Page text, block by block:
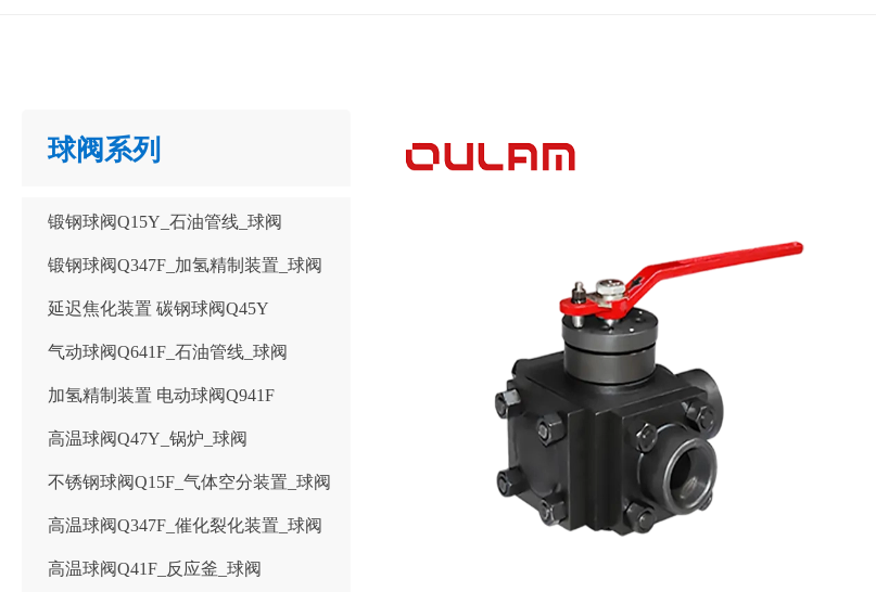
球阀系列
锻钢球阀Q15Y_石油管线_球阀
锻钢球阀Q347F_加氢精制装置_球阀
延迟焦化装置 碳钢球阀Q45Y
气动球阀Q641F_石油管线_球阀
加氢精制装置 电动球阀Q941F
高温球阀Q47Y_锅炉_球阀
不锈钢球阀Q15F_气体空分装置_球阀
高温球阀Q347F_催化裂化装置_球阀
高温球阀Q41F_反应釜_球阀